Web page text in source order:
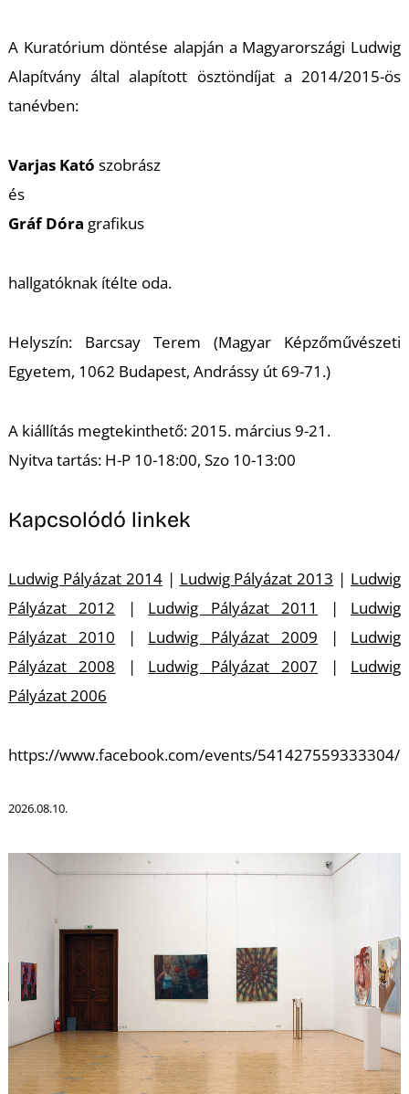
A Kuratórium döntése alapján a Magyarországi Ludwig
Alapítvány által alapított ösztöndíjat a 2014/2015-ös
tanévben:
Varjas Kató szobrász
és
Gráf Dóra grafikus
hallgatóknak ítélte oda.
Helyszín: Barcsay Terem (Magyar Képzőművészeti
Egyetem, 1062 Budapest, Andrássy út 69-71.)
A kiállítás megtekinthető: 2015. március 9-21.
Nyitva tartás: H-P 10-18:00, Szo 10-13:00
Kapcsolódó linkek
Ludwig Pályázat 2014| Ludwig Pályázat 2013 | Ludwig
Pályázat 2012 | Ludwig Pályázat 2011 | Ludwig
Pályázat 2010 | Ludwig Pályázat 2009 | Ludwig
Pályázat 2008 | Ludwig Pályázat 2007 | Ludwig
Pályázat 2006
https://www.facebook.com/events/541427559333304/
2026.08.10.